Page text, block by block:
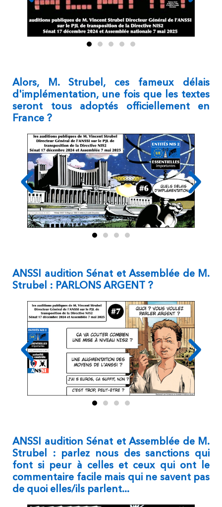
Alors, M. Strubel, ces fameux délais
d'implémentation, une fois que les textes
seront tous adoptés officiellement en
France ?
ANSSI audition Sénat et Assemblée de M.
Strubel : PARLONS ARGENT ?
ANSSI audition Sénat et Assemblée de M.
Strubel : parlez nous des sanctions qui
font si peur à celles et ceux qui ont le
commentaire facile mais qui ne savent pas
de quoi elles/ils parlent...